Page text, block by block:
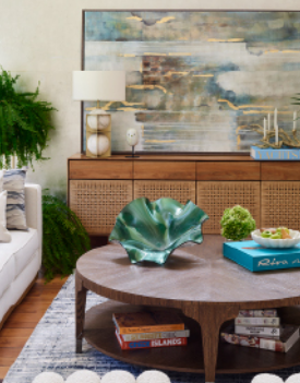
lo más nuevo
BIENVENIDA, ZASH: UNA
NUEVA MANERA DE VIVIR
LA MESA LLEGA A CASA
PALACIO.
mesa y cocina
august 05 2026